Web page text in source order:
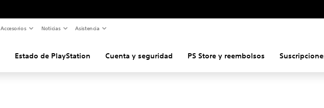
Accesorios Noticias Asistencia
Estado de PlayStation Cuenta y seguridad PS Store y reembolsos